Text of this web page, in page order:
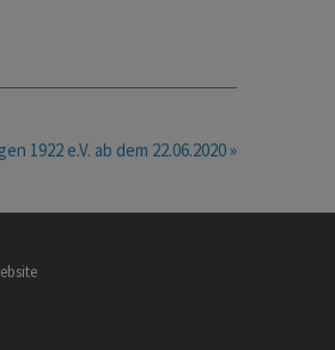
1922 e.V. ab dem 22.06.2020 »